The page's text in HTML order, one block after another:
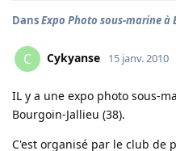
DansExpo Photo sous-marine à
C Cykyanse 15 janv. 2010
IL y a une expo photo sous-
Bourgoin-Jallieu (38).
C'est organisé par le club de